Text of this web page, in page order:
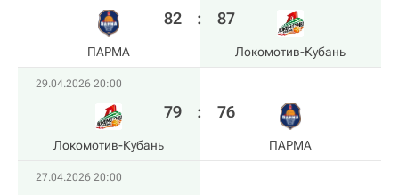
ПАРМА
82 : 87
Локомотив-Кубань
29.04.2026 20:00
Локомотив-Кубань
79 : 76
ПАРМА
27.04.2026 20:00